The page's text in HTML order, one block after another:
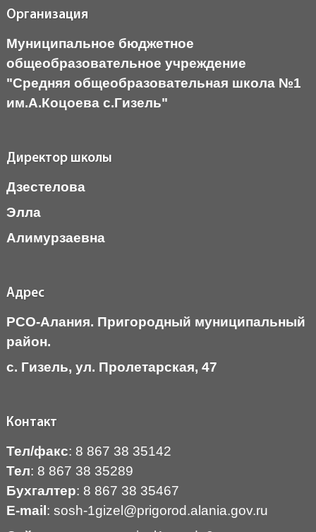
Организация
Муниципальное бюджетное
общеобразовательное учреждение
"Средняя общеобразовательная школа №1
им.А.Коцоева с.Гизель"
Директор школы
Дзестелова
Элла
Алимурзаевна
Адрес
РСО-Алания. Пригородный муниципальный
район.
c. Гизель, ул. Пролетарская, 47
Контакт
Тел/факс: 8 867 38 35142
Тел: 8 867 38 35289
Бухгалтер: 8 867 38 35467
Е-mail : sosh-1gizel@prigorod.alania.gov.ru